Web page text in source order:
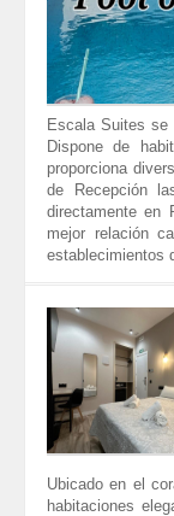
Escala Suites
Dispone de
proporciona
de Recepción
directamente en
mejor relación
establecimientos
Ubicado en el
habitaciones